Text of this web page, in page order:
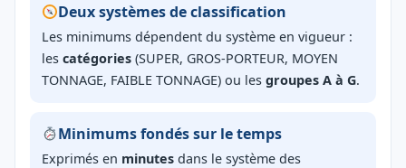
Deux systèmes de classification
Les minimums dépendent du système en vigueur :
les catégories (SUPER, GROS-PORTEUR, MOYEN
TONNAGE, FAIBLE TONNAGE) ou les groupes A à G.
Minimums fondés sur le temps
Exprimés en minutes dans le système des